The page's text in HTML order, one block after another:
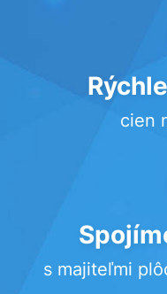
cien
s majiteľmi